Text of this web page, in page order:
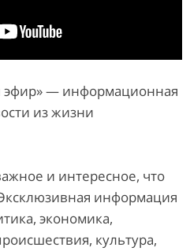
эфир» — информационная
из жизни
и интересное, что
информация
экономика,
культура,